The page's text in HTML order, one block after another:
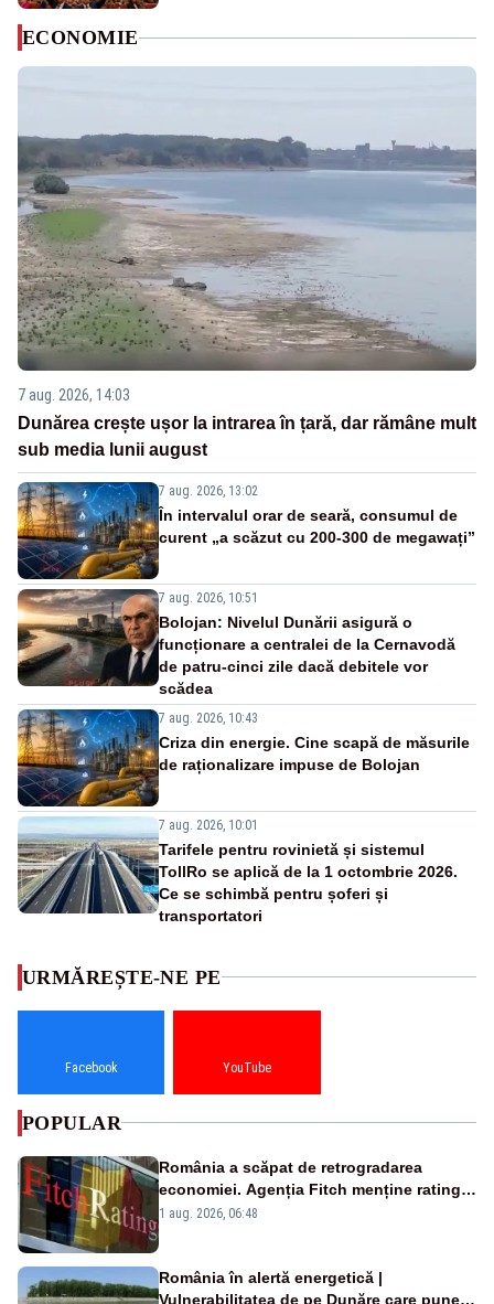
ECONOMIE
7 aug. 2026, 14:03
Dunărea crește ușor la intrarea în țară, dar rămâne mult
sub media lunii august
7 aug. 2026, 13:02
În intervalul orar de seară, consumul de
curent „a scăzut cu 200-300 de megawați”
7 aug. 2026, 10:51
Bolojan: Nivelul Dunării asigură o
funcționare a centralei de la Cernavodă
de patru-cinci zile dacă debitele vor
scădea
7 aug. 2026, 10:43
Criza din energie. Cine scapă de măsurile
de raționalizare impuse de Bolojan
7 aug. 2026, 10:01
Tarifele pentru rovinietă și sistemul
TollRo se aplică de la 1 octombrie 2026.
Ce se schimbă pentru șoferi și
transportatori
URMĂREȘTE-NE PE
Facebook YouTube
POPULAR
România a scăpat de retrogradarea
economiei. Agenția Fitch menține ratingul
„BBB-” cu perspectivă negativă
1 aug. 2026, 06:48
România în alertă energetică |
Vulnerabilitatea de pe Dunăre care pune